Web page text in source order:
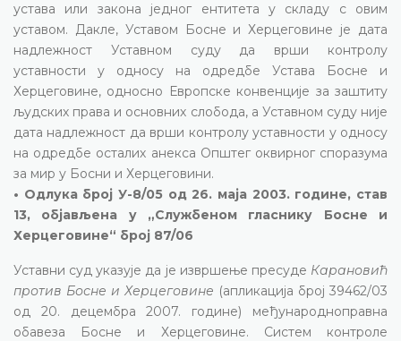
устава или закона једног ентитета у складу с овим
уставом. Дакле, Уставом Босне и Херцеговине је дата
надлежност Уставном суду да врши контролу
уставности у односу на одредбе Устава Босне и
Херцеговине, односно Европске конвенције за заштиту
људских права и основних слобода, а Уставном суду није
дата надлежност да врши контролу уставности у односу
на одредбе осталих анекса Општег оквирног споразума
за мир у Босни и Херцеговини.
• Одлука број У-8/05 од 26. маја 2003. године, став
13, објављена у „Службеном гласнику Босне и
Херцеговине“ број 87/06
Уставни суд указује да је извршење пресуде Карановић
против Босне и Херцеговине (апликација број 39462/03
од 20. децембра 2007. године) међународноправна
обавеза Босне и Херцеговине. Систем контроле